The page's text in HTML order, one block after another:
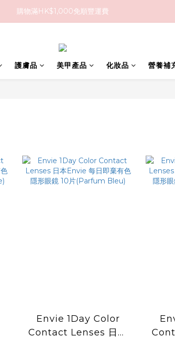
購物滿HK$1,000免順豐運費
購物滿HK$1,000免順豐運費
護膚品 美甲產品 化妝品 營養補
Envie 1Day Color
Contact Lenses 日本